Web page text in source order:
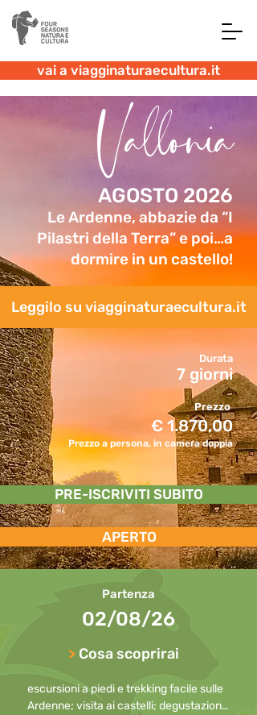
vai a viagginaturaecultura.it
Vallonia
AGOSTO 2026
Le Ardenne, abbazie da “I
Pilastri della Terra” e poi…a
dormire in un castello!
Leggilo su viagginaturaecultura.it
Durata
7 giorni
Prezzo
€ 1.870,00
Prezzo a persona, in camera doppia
PRE-ISCRIVITI SUBITO
APERTO
Partenza
02/08/26
> Cosa scoprirai
escursioni a piedi e trekking facile sulle
Ardenne; visita ai castelli; degustazioni